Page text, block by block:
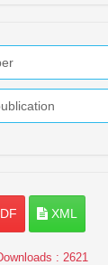
XML
: 2621